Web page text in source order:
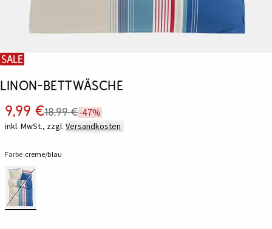
SALE
Linon-Bettwäsche
9,99 €18,99 €-47%
inkl. MwSt., zzgl. Versandkosten
Farbe:creme/blau